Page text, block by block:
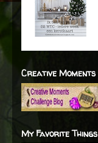
Creative Moments
My Favorite Things